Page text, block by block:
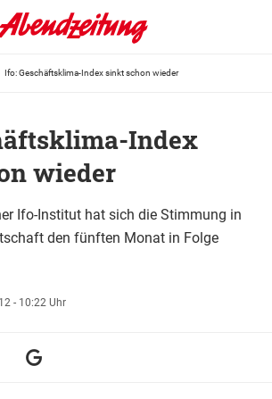
Ifo: Geschäftsklima-Index sinkt schon wieder
Index
wieder
Ifo-Institut hat sich die Stimmung in
den fünften Monat in Folge
- 10:22 Uhr